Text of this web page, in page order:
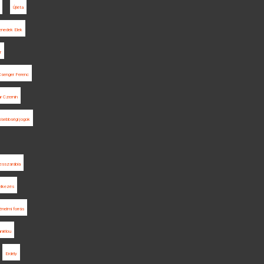
Újléta
Elek
Ferenc
Czernin
jogok
forrás
Erdély